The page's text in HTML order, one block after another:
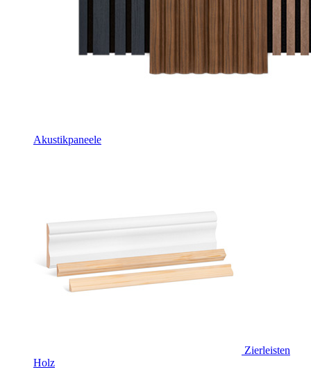
Akustikpaneele
Zierleisten
Holz